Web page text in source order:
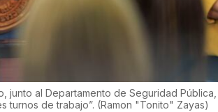
junto al Departamento de Seguridad Pública,
turnos de trabajo”. (Ramon "Tonito" Zayas)